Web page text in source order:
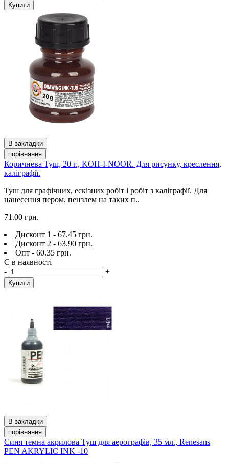
Купити
В закладки
порівняння
Коричнева Туш, 20 г., KOH-I-NOOR. Для рисунку, креслення,
каліграфії.
Туш для графічних, ескізних робіт і робіт з каліграфії. Для
нанесення пером, пензлем на таких п..
71.00 грн.
Дисконт 1 - 67.45 грн.
Дисконт 2 - 63.90 грн.
Опт - 60.35 грн.
Є в наявності
-
+
Купити
В закладки
порівняння
Синя темна акрилова Туш для аерографів, 35 мл., Renesans
PEN AKRYLIC INK -10